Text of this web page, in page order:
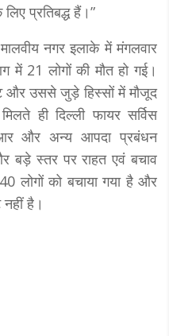
प्रतिबद्ध हैं।”
नगर इलाके में मंगलवार
21 लोगों की मौत हो गई।
और उससे जुड़े हिस्सों में मौजूद
ही दिल्ली फायर सर्विस
और अन्य आपदा प्रबंधन
बड़े स्तर पर राहत एवं बचाव
लोगों को बचाया गया है और
है।